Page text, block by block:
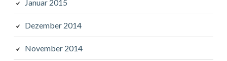
Januar 2015
Dezember 2014
November 2014